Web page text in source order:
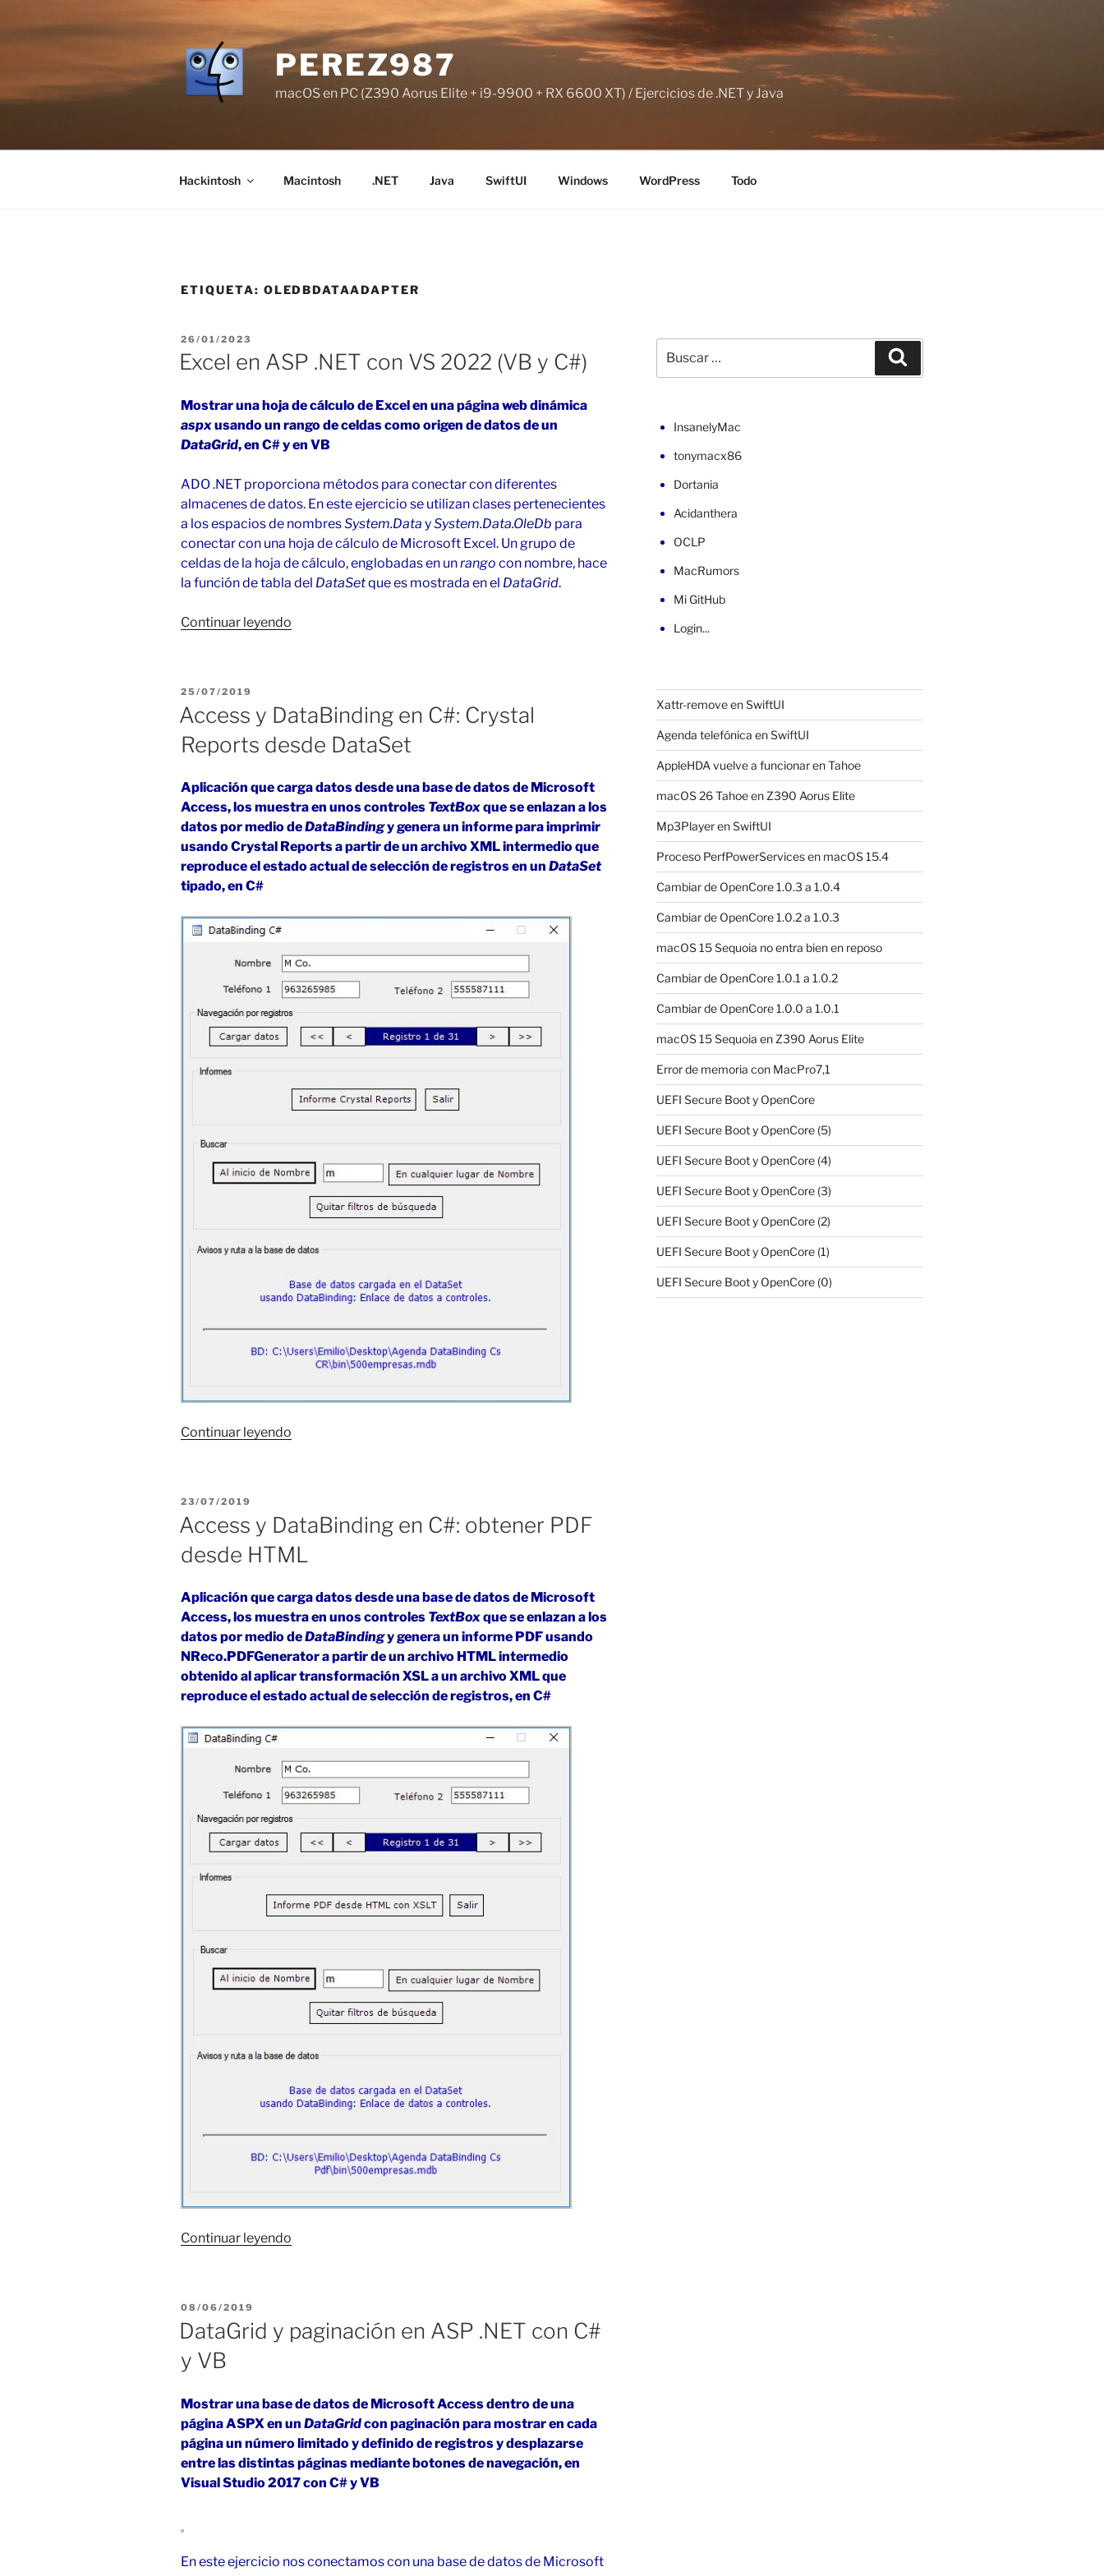
PEREZ987
macOS en PC (Z390 Aorus Elite + i9-9900 + RX 6600 XT) / Ejercicios de .NET y Java
Hackintosh Macintosh .NET Java SwiftUI Windows WordPress Todo
ETIQUETA: OLEDBDATAADAPTER
PUBLICADO
EL
26/01/2023
Excel en ASP .NET con VS 2022 (VB y C#)
Mostrar una hoja de cálculo de Excel en una página web dinámica
aspxusando un rango de celdas como origen de datos de un
DataGrid, en C# y en VB
ADO .NET proporciona métodos para conectar con diferentes
almacenes de datos. En este ejercicio se utilizan clases pertenecientes
a los espacios de nombresSystem.Data ySystem.Data.OleDb para
conectar con una hoja de cálculo de Microsoft Excel. Un grupo de
celdas de la hoja de cálculo, englobadas en unrango con nombre, hace
la función de tabla del DataSetque es mostrada en el DataGrid.
Continuar leyendo
VS
2022
C#)»
PUBLICADO
25/07/2019
Access y DataBinding en C#: Crystal
Reports desde DataSet
Aplicación que carga datos desde una base de datos de Microsoft
Access, los muestra en unos controles TextBoxque se enlazan a los
datos por medio deDataBindingy genera un informe para imprimir
usando Crystal Reports a partir de un archivo XML intermedio que
reproduce el estado actual de selección de registros en un DataSet
tipado, en C#
Continuar leyendo
Crystal
Reports
DataSet»
PUBLICADO
EL
23/07/2019
Access y DataBinding en C#: obtener PDF
desde HTML
Aplicación que carga datos desde una base de datos de Microsoft
Access, los muestra en unos controles TextBoxque se enlazan a los
datos por medio deDataBindingy genera un informe PDF usando
NReco.PDFGenerator a partir de un archivo HTML intermedio
obtenido al aplicar transformación XSL a un archivo XML que
reproduce el estado actual de selección de registros, en C#
Continuar leyendo
obtener
HTML»
PUBLICADO
EL
08/06/2019
DataGrid y paginación en ASP .NET con C#
y VB
Mostrar una base de datos de Microsoft Access dentro de una
página ASPX en un DataGridcon paginación para mostrar en cada
página un número limitado y definido de registros y desplazarse
entre las distintas páginas mediante botones de navegación, en
Visual Studio 2017 con C# y VB
En este ejercicio nos conectamos con una base de datos de Microsoft
por:
InsanelyMac
tonymacx86
Dortania
Acidanthera
OCLP
MacRumors
Mi GitHub
Login...
Xattr-remove en SwiftUI
Agenda telefónica en SwiftUI
AppleHDA vuelve a funcionar en Tahoe
macOS 26 Tahoe en Z390 Aorus Elite
Mp3Player en SwiftUI
Proceso PerfPowerServices en macOS 15.4
Cambiar de OpenCore 1.0.3 a 1.0.4
Cambiar de OpenCore 1.0.2 a 1.0.3
macOS 15 Sequoia no entra bien en reposo
Cambiar de OpenCore 1.0.1 a 1.0.2
Cambiar de OpenCore 1.0.0 a 1.0.1
macOS 15 Sequoia en Z390 Aorus Elite
Error de memoria con MacPro7,1
UEFI Secure Boot y OpenCore
UEFI Secure Boot y OpenCore (5)
UEFI Secure Boot y OpenCore (4)
UEFI Secure Boot y OpenCore (3)
UEFI Secure Boot y OpenCore (2)
UEFI Secure Boot y OpenCore (1)
UEFI Secure Boot y OpenCore (0)